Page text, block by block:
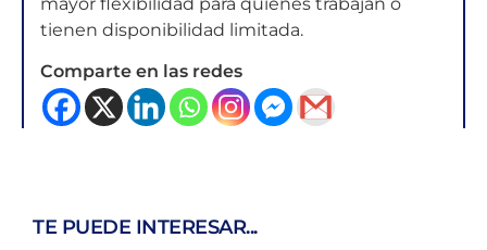
tienen disponibilidad limitada.
Comparte en las redes
TE PUEDE INTERESAR...